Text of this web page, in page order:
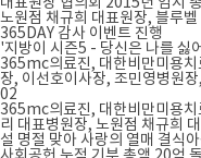
노원점 채규희 대표원장, 블루
365DAY 감사 이벤트 진행
'지방이 시즌5 - 당신은 나를 싫
365mc의료진, 대한비만미용치
장, 이선호이사장, 조민영병원
02
365mc의료진, 대한비만미용치
리 대표병원장, 노원점 채규희
설 명절 맞아 사랑의 열매 결식